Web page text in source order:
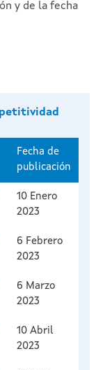
y de la fecha
Fecha de
publicación
10 Enero
2023
6 Febrero
2023
6 Marzo
2023
10 Abril
2023